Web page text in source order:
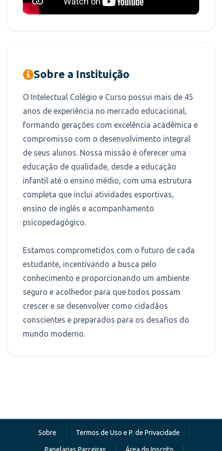
Sobre a Instituição
O Intelectual Colégio e Curso possui mais de 45
anos de experiência no mercado educacional,
formando gerações com excelência acadêmica e
compromisso com o desenvolvimento integral
de seus alunos. Nossa missão é oferecer uma
educação de qualidade, desde a educação
infantil até o ensino médio, com uma estrutura
completa que inclui atividades esportivas,
ensino de inglês e acompanhamento
psicopedagógico.
Estamos comprometidos com o futuro de cada
estudante, incentivando a busca pelo
conhecimento e proporcionando um ambiente
seguro e acolhedor para que todos possam
crescer e se desenvolver como cidadãos
conscientes e preparados para os desafios do
mundo moderno.
Sobre Termos de Uso e P. de Privacidade
Papelarias Parceiras Área do Inscrito